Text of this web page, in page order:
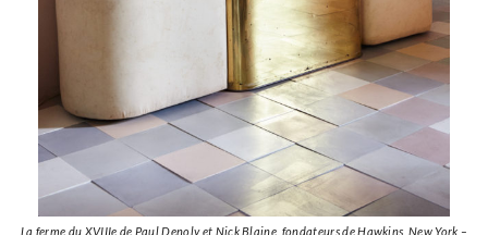
La ferme du XVIIIe de Paul Denoly et Nick Blaine, fondateurs de Hawkins, New York –